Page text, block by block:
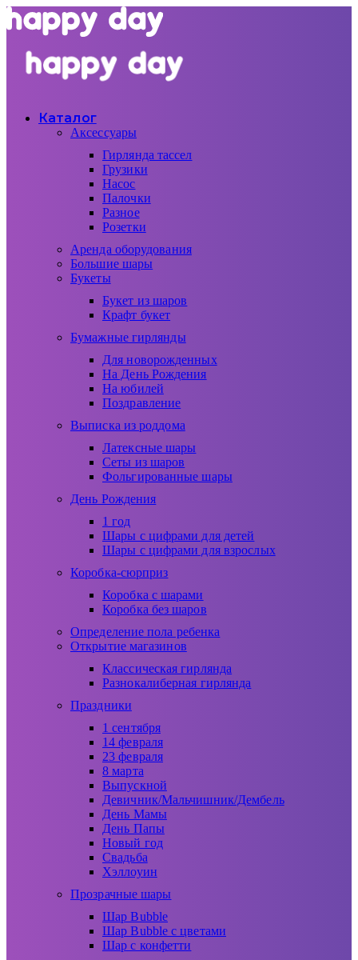
Каталог
Аксессуары
Гирлянда тассел
Грузики
Насос
Палочки
Разное
Розетки
Аренда оборудования
Большие шары
Букеты
Букет из шаров
Крафт букет
Бумажные гирлянды
Для новорожденных
На День Рождения
На юбилей
Поздравление
Выписка из роддома
Латексные шары
Сеты из шаров
Фольгированные шары
День Рождения
1 год
Шары с цифрами для детей
Шары с цифрами для взрослых
Коробка-сюрприз
Коробка с шарами
Коробка без шаров
Определение пола ребенка
Открытие магазинов
Классическая гирлянда
Разнокалиберная гирлянда
Праздники
1 сентября
14 февраля
23 февраля
8 марта
Выпускной
Девичник/Мальчишник/Дембель
День Мамы
День Папы
Новый год
Свадьба
Хэллоуин
Прозрачные шары
Шар Bubble
Шар Bubble с цветами
Шар с конфетти